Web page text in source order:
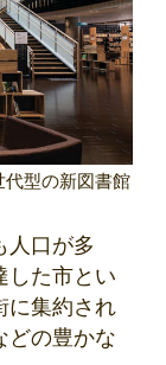
型の新図書館
人口が多
した市とい
に集約され
どの豊かな